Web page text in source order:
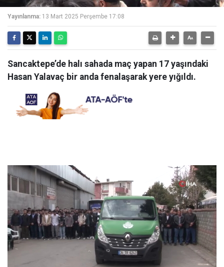
Yayınlanma: 13 Mart 2025 Perşembe 17:08
Sancaktepe’de halı sahada maç yapan 17 yaşındaki
Hasan Yalavaç bir anda fenalaşarak yere yığıldı.